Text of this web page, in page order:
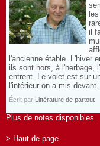
il
l'ancienne étable. L'hiver
ils sont hors, à l'herbage,
entrent. Le volet est sur
l'intérieur on a mis
Écrit par Littérature de partout
Plus de notes disponibles.
> Haut de page